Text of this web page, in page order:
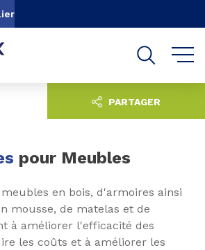
Aller au menu
pour Meubles
en bois, d'armoires ainsi
mousse, de matelas et de
à améliorer l'efficacité des
les coûts et à améliorer les
PARTAGER